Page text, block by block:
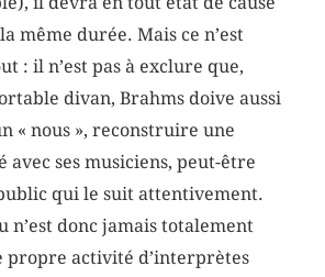
même durée. Mais ce n’est
: il n’est pas à exclure que,
divan, Brahms doive aussi
« nous », reconstruire une
ses musiciens, peut-être
qui le suit attentivement.
n’est donc jamais totalement
propre activité d’interprètes